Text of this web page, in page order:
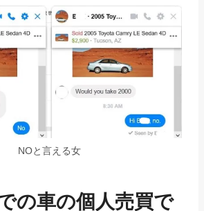
NOと言える女
の車の個人売買で